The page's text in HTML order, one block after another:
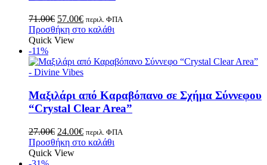
71.00€ 57.00€ περιλ. ΦΠΑ
Προσθήκη στο καλάθι
Quick View
-11%
Μαξιλάρι από Καραβόπανο σε Σχήμα Σύννεφου
“Crystal Clear Area”
27.00€ 24.00€ περιλ. ΦΠΑ
Προσθήκη στο καλάθι
Quick View